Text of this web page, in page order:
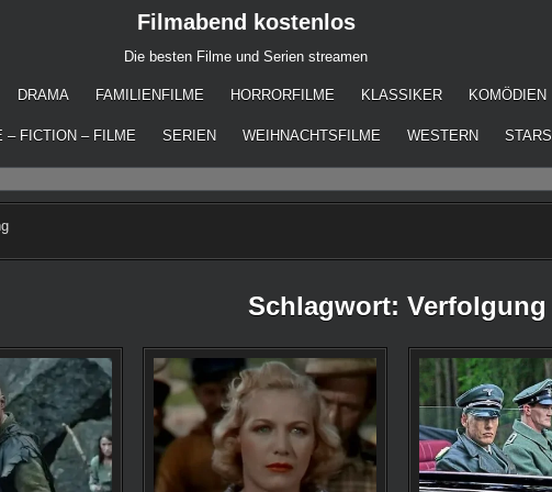
Filmabend kostenlos
Die besten Filme und Serien streamen
DRAMA FAMILIENFILME HORRORFILME KLASSIKER KOMÖDIEN
– FICTION – FILME SERIEN WEIHNACHTSFILME WESTERN STARS
Schlagwort:Verfolgung